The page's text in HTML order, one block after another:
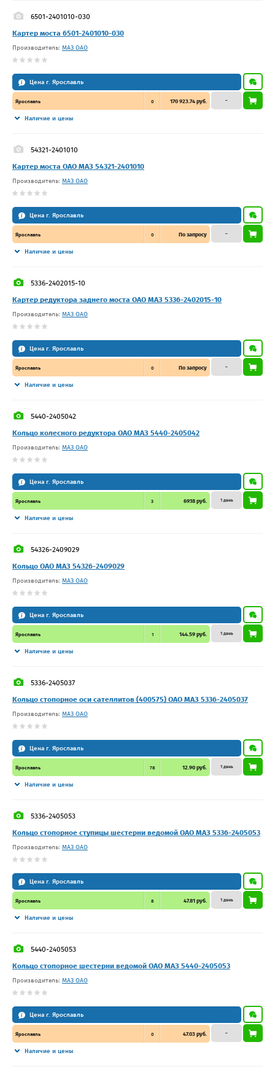
6501-2401010-030
Картер моста 6501-2401010-030
Производитель: МАЗ ОАО
Цена г. Ярославль
Ярославль 0 170 923.74 руб.
Наличие и цены
–
54321-2401010
Картер моста ОАО МАЗ 54321-2401010
Производитель: МАЗ ОАО
Цена г. Ярославль
Ярославль 0 По запросу
Наличие и цены
–
5336-2402015-10
Картер редуктора заднего моста ОАО МАЗ 5336-2402015-10
Производитель: МАЗ ОАО
Цена г. Ярославль
Ярославль 0 По запросу
Наличие и цены
–
5440-2405042
Кольцо колесного редуктора ОАО МАЗ 5440-2405042
Производитель: МАЗ ОАО
Цена г. Ярославль
Ярославль 3 69.18 руб.
Наличие и цены
1 день
54326-2409029
Кольцо ОАО МАЗ 54326-2409029
Производитель: МАЗ ОАО
Цена г. Ярославль
Ярославль 1 144.59 руб.
Наличие и цены
1 день
5336-2405037
Кольцо стопорное оси сателлитов (400575) ОАО МАЗ 5336-2405037
Производитель: МАЗ ОАО
Цена г. Ярославль
Ярославль 78 12.90 руб.
Наличие и цены
1 день
5336-2405053
Кольцо стопорное ступицы шестерни ведомой ОАО МАЗ 5336-2405053
Производитель: МАЗ ОАО
Цена г. Ярославль
Ярославль 8 47.81 руб.
Наличие и цены
1 день
5440-2405053
Кольцо стопорное шестерни ведомой ОАО МАЗ 5440-2405053
Производитель: МАЗ ОАО
Цена г. Ярославль
Ярославль 0 47.03 руб.
Наличие и цены
–